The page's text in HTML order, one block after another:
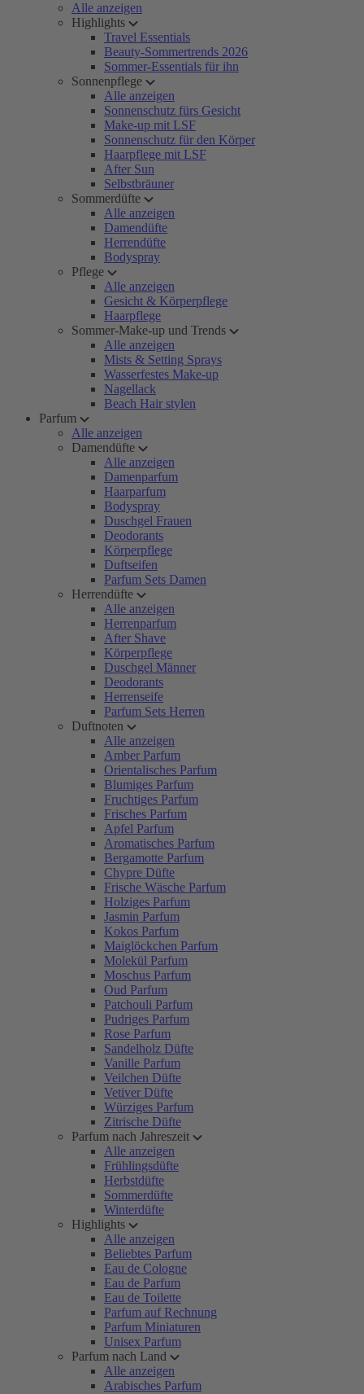
Alle anzeigen
Highlights
Travel Essentials
Beauty-Sommertrends 2026
Sommer-Essentials für ihn
Sonnenpflege
Alle anzeigen
Sonnenschutz fürs Gesicht
Make-up mit LSF
Sonnenschutz für den Körper
Haarpflege mit LSF
After Sun
Selbstbräuner
Sommerdüfte
Alle anzeigen
Damendüfte
Herrendüfte
Bodyspray
Pflege
Alle anzeigen
Gesicht & Körperpflege
Haarpflege
Sommer-Make-up und Trends
Alle anzeigen
Mists & Setting Sprays
Wasserfestes Make-up
Nagellack
Beach Hair stylen
Parfum
Alle anzeigen
Damendüfte
Alle anzeigen
Damenparfum
Haarparfum
Bodyspray
Duschgel Frauen
Deodorants
Körperpflege
Duftseifen
Parfum Sets Damen
Herrendüfte
Alle anzeigen
Herrenparfum
After Shave
Körperpflege
Duschgel Männer
Deodorants
Herrenseife
Parfum Sets Herren
Duftnoten
Alle anzeigen
Amber Parfum
Orientalisches Parfum
Blumiges Parfum
Fruchtiges Parfum
Frisches Parfum
Apfel Parfum
Aromatisches Parfum
Bergamotte Parfum
Chypre Düfte
Frische Wäsche Parfum
Holziges Parfum
Jasmin Parfum
Kokos Parfum
Maiglöckchen Parfum
Molekül Parfum
Moschus Parfum
Oud Parfum
Patchouli Parfum
Pudriges Parfum
Rose Parfum
Sandelholz Düfte
Vanille Parfum
Veilchen Düfte
Vetiver Düfte
Würziges Parfum
Zitrische Düfte
Parfum nach Jahreszeit
Alle anzeigen
Frühlingsdüfte
Herbstdüfte
Sommerdüfte
Winterdüfte
Highlights
Alle anzeigen
Beliebtes Parfum
Eau de Cologne
Eau de Parfum
Eau de Toilette
Parfum auf Rechnung
Parfum Miniaturen
Unisex Parfum
Parfum nach Land
Alle anzeigen
Arabisches Parfum